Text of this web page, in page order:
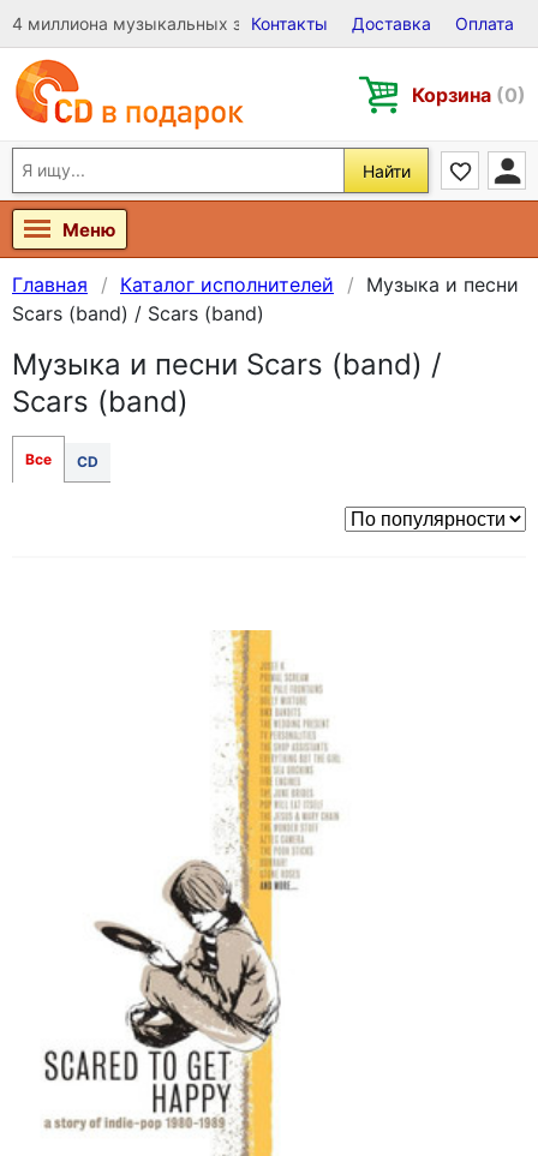
4 миллиона музыкальных записей на Виниле, CD и DVD
Контакты Доставка Оплата
Корзина (0)
Найти
Меню
Главная Каталог исполнителей
Музыка и песни
Scars (band) / Scars (band)
Музыка и песни Scars (band) /
Scars (band)
Все CD